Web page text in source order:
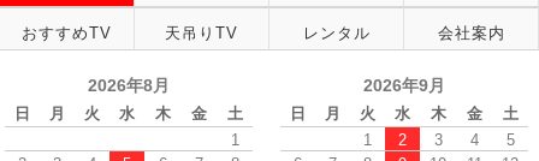
おすすめTV 天吊りTV レンタル 会社案内
2026年8月
日 月 火 水 木 金
土
1
2026年9月
日 月 火 水 木 金
土
1
2 3 4
5